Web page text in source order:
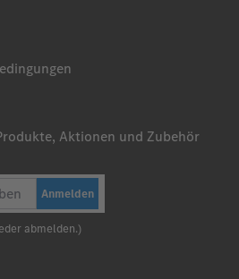
Aktionen und Zubehör
Anmelden
abmelden.)